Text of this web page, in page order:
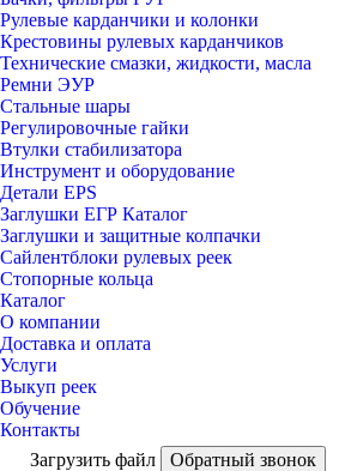
Рулевые карданчики и колонки
Крестовины рулевых карданчиков
Технические смазки, жидкости, масла
Ремни ЭУР
Стальные шары
Регулировочные гайки
Втулки стабилизатора
Инструмент и оборудование
Детали EPS
Заглушки ЕГР Каталог
Заглушки и защитные колпачки
Сайлентблоки рулевых реек
Стопорные кольца
Каталог
О компании
Доставка и оплата
Услуги
Выкуп реек
Обучение
Контакты
Загрузить файл
Обратный звонок